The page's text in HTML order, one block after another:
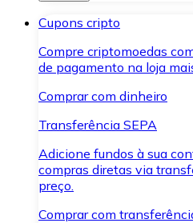
Cupons cripto
Compre criptomoedas
de pagamento na loja
Comprar com dinheiro
Transferência SEPA
Adicione fundos à sua
compras diretas via
preço.
Comprar com